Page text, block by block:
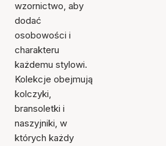
wzornictwo, aby
dodać
osobowości i
charakteru
każdemu stylowi.
Kolekcje obejmują
kolczyki,
bransoletki i
naszyjniki, w
których każdy